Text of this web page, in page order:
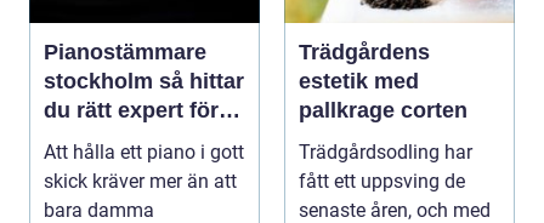
Pianostämmare
stockholm så hittar
du rätt expert för
ditt piano
Att hålla ett piano i gott
skick kräver mer än att
bara damma
Trädgårdens
estetik med
pallkrage corten
Trädgårdsodling har
fått ett uppsving de
senaste åren, och med